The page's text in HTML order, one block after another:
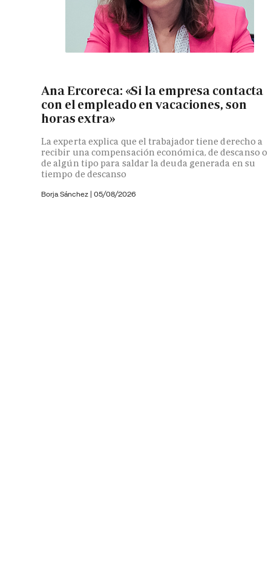
Ana Ercoreca: «Si la empresa contacta
con el empleado en vacaciones, son
horas extra»
La experta explica que el trabajador tiene derecho a
recibir una compensación económica, de descanso o
de algún tipo para saldar la deuda generada en su
tiempo de descanso
Borja Sánchez | 05/08/2026